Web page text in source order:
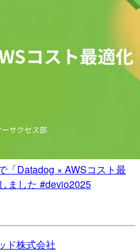
「Datadog × AWSコスト最
ました #devio2025
ド株式会社